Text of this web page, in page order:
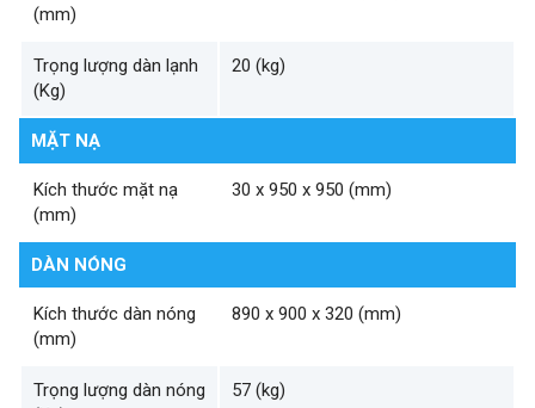
(mm)
Trọng lượng dàn lạnh
(Kg)
20 (kg)
MẶT NẠ
Kích thước mặt nạ
(mm)
30 x 950 x 950 (mm)
DÀN NÓNG
Kích thước dàn nóng
(mm)
890 x 900 x 320 (mm)
Trọng lượng dàn nóng
57 (kg)